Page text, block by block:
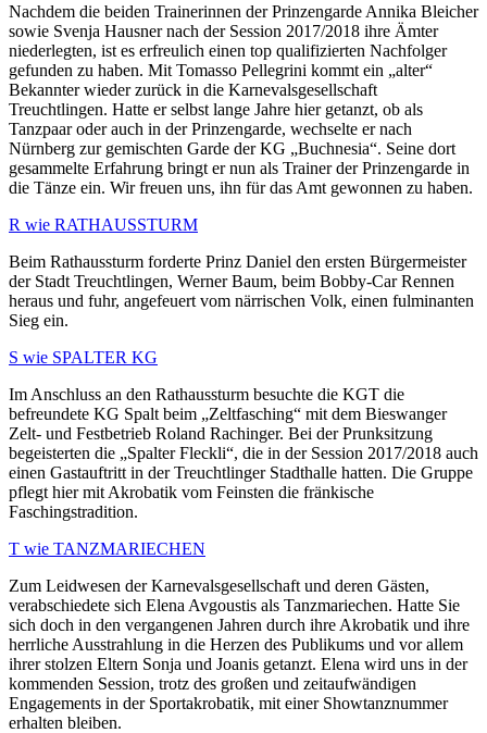
Nachdem die beiden Trainerinnen der Prinzengarde Annika Bleicher
sowie Svenja Hausner nach der Session 2017/2018 ihre Ämter
niederlegten, ist es erfreulich einen top qualifizierten Nachfolger
gefunden zu haben. Mit Tomasso Pellegrini kommt ein „alter“
Bekannter wieder zurück in die Karnevalsgesellschaft
Treuchtlingen. Hatte er selbst lange Jahre hier getanzt, ob als
Tanzpaar oder auch in der Prinzengarde, wechselte er nach
Nürnberg zur gemischten Garde der KG „Buchnesia“. Seine dort
gesammelte Erfahrung bringt er nun als Trainer der Prinzengarde in
die Tänze ein. Wir freuen uns, ihn für das Amt gewonnen zu haben.
R wie RATHAUSSTURM
Beim Rathaussturm forderte Prinz Daniel den ersten Bürgermeister
der Stadt Treuchtlingen, Werner Baum, beim Bobby-Car Rennen
heraus und fuhr, angefeuert vom närrischen Volk, einen fulminanten
Sieg ein.
S wie SPALTER KG
Im Anschluss an den Rathaussturm besuchte die KGT die
befreundete KG Spalt beim „Zeltfasching“ mit dem Bieswanger
Zelt- und Festbetrieb Roland Rachinger. Bei der Prunksitzung
begeisterten die „Spalter Fleckli“, die in der Session 2017/2018 auch
einen Gastauftritt in der Treuchtlinger Stadthalle hatten. Die Gruppe
pflegt hier mit Akrobatik vom Feinsten die fränkische
Faschingstradition.
T wie TANZMARIECHEN
Zum Leidwesen der Karnevalsgesellschaft und deren Gästen,
verabschiedete sich Elena Avgoustis als Tanzmariechen. Hatte Sie
sich doch in den vergangenen Jahren durch ihre Akrobatik und ihre
herrliche Ausstrahlung in die Herzen des Publikums und vor allem
ihrer stolzen Eltern Sonja und Joanis getanzt. Elena wird uns in der
kommenden Session, trotz des großen und zeitaufwändigen
Engagements in der Sportakrobatik, mit einer Showtanznummer
erhalten bleiben.